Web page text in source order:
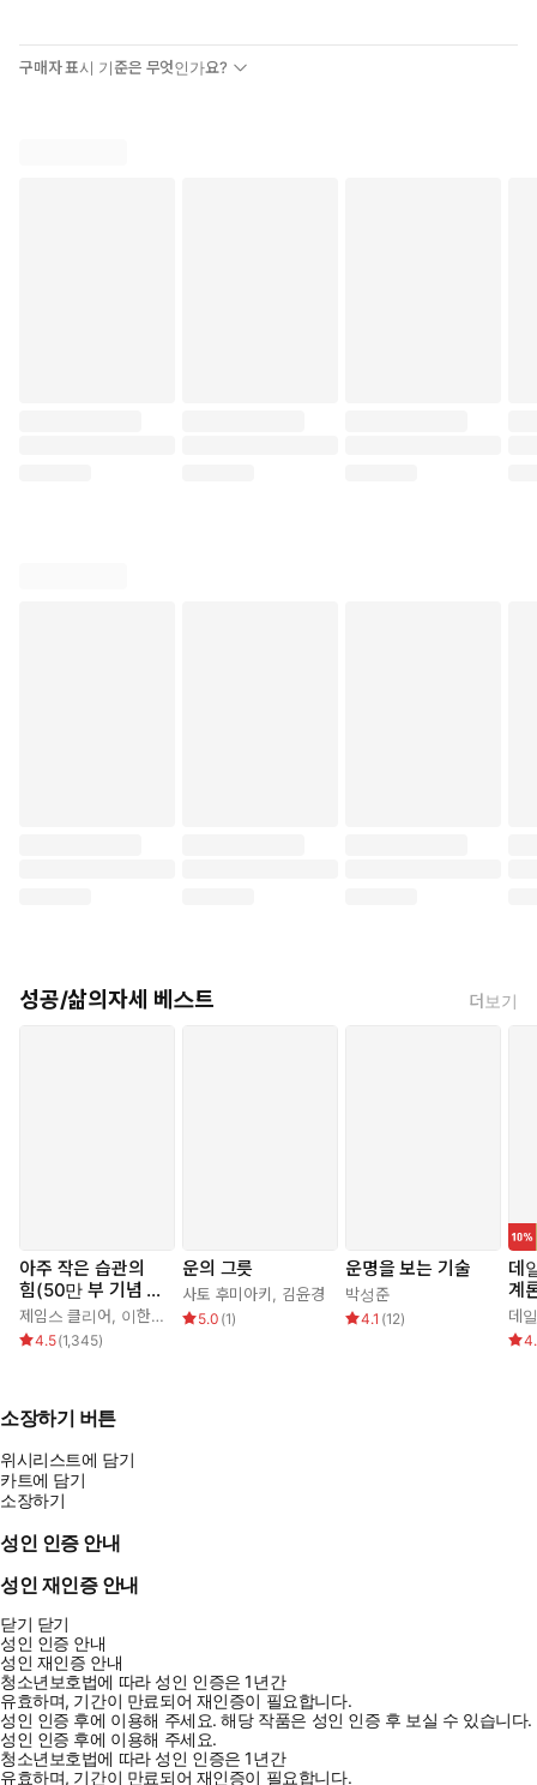
구매자 표시 기준은 무엇인가요?
성공/삶의자세 베스트 더보기
아주 작은 습관의
힘(50만 부 기념 스
페셜 에디션)
제임스 클리어, 이한이
4.5(1,345)
운의 그릇
사토 후미아키, 김윤경
5.0 (1)
운명을 보는 기술
박성준
4.1 (12)
데
계
초
본)
데
소장하기 버튼
위시리스트에 담기
카트에 담기
소장하기
성인 인증 안내
성인 재인증 안내
닫기 닫기
성인 인증 안내
성인 재인증 안내
청소년보호법에 따라 성인 인증은 1년간
유효하며, 기간이 만료되어 재인증이 필요합니다.
성인 인증 후에 이용해 주세요.해당 작품은 성인 인증 후 보실 수 있습니다.
성인 인증 후에 이용해 주세요.
청소년보호법에 따라 성인 인증은 1년간
유효하며, 기간이 만료되어 재인증이 필요합니다.